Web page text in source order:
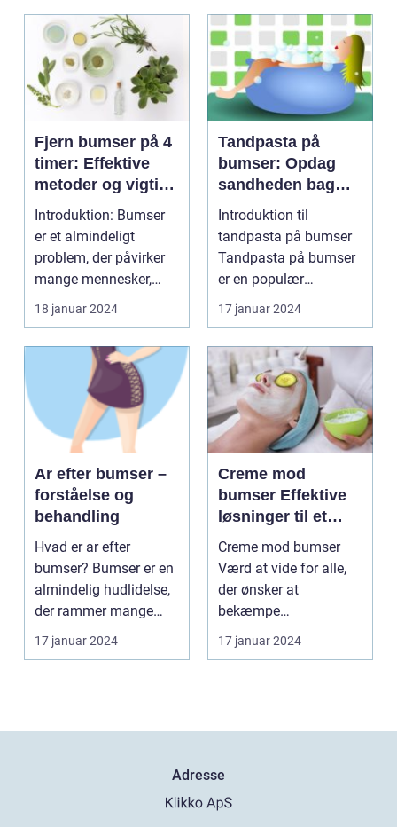
Fjern bumser på 4
timer: Effektive
metoder og vigtige
oplysninger
Introduktion: Bumser
er et almindeligt
problem, der påvirker
mange mennesker,
især dem i skønheds-
o...
18 januar 2024
Tandpasta på
bumser: Opdag
sandheden bag
dette populære
hjemmebehandlin
gsmiddel
Introduktion til
tandpasta på bumser
Tandpasta på bumser
er en populær
hjemmebehandlingsm
etode, som...
17 januar 2024
Ar efter bumser –
forståelse og
behandling
Hvad er ar efter
bumser? Bumser er en
almindelig hudlidelse,
der rammer mange
mennesker i deres
tee...
17 januar 2024
Creme mod
bumser Effektive
løsninger til et
glattere og mere
sundt udseende
Creme mod bumser
Værd at vide for alle,
der ønsker at
bekæmpe
hudproblemer
Introduktion til creme...
17 januar 2024
Adresse